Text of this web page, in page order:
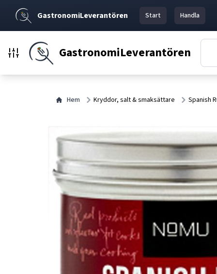
GastronomiLeverantören Start Handla
GastronomiLeverantören
Hem Kryddor, salt & smaksättare Spanish